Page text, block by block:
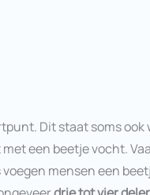
Dit staat soms ook
een beetje vocht.
mensen een